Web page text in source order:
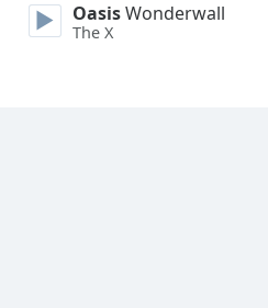
Modal
Dialog
OasisWonderwall
The X